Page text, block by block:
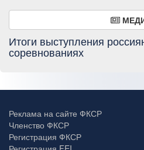
Итоги выступления
соревнованиях
Реклама на сайте ФКСР
Членство ФКСР
Регистрация ФКСР